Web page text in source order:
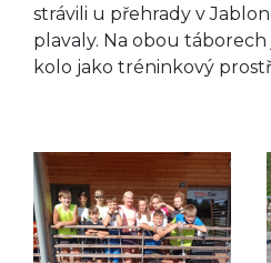
strávili u přehrady v
plavaly. Na obou
kolo jako tréninkový